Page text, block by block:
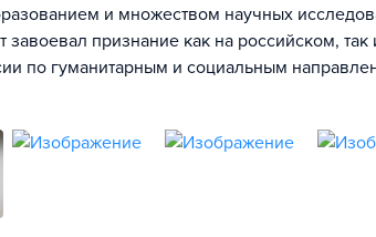
и множеством научных
завоевал признание как на российском,
по гуманитарным и социальным